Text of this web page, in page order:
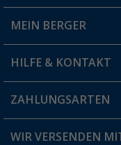
Filiale finden
MEIN BERGER
Vorteilskarte
Blog
HILFE & KONTAKT
FAQ & Kontakt
Versandinformationen
ZAHLUNGSARTEN
WIR VERSENDEN